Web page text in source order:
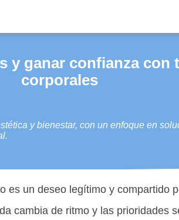
y ganar confianza con
corporales
y bienestar, con un enfoque en
es un deseo legítimo y compartido
cambia de ritmo y las prioridades